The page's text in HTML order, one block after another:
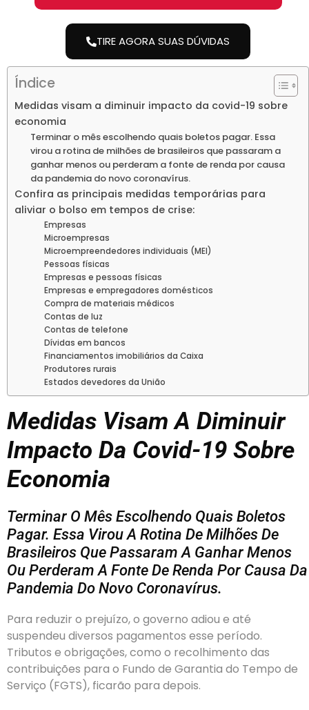
TIRE AGORA SUAS DÚVIDAS
Índice
Medidas visam a diminuir impacto da covid-19 sobre
economia
Terminar o mês escolhendo quais boletos pagar. Essa
virou a rotina de milhões de brasileiros que passaram a
ganhar menos ou perderam a fonte de renda por causa
da pandemia do novo coronavírus.
Confira as principais medidas temporárias para
aliviar o bolso em tempos de crise:
Empresas
Microempresas
Microempreendedores individuais (MEI)
Pessoas físicas
Empresas e pessoas físicas
Empresas e empregadores domésticos
Compra de materiais médicos
Contas de luz
Contas de telefone
Dívidas em bancos
Financiamentos imobiliários da Caixa
Produtores rurais
Estados devedores da União
Medidas Visam A Diminuir
Impacto Da Covid-19 Sobre
Economia
Terminar O Mês Escolhendo Quais Boletos
Pagar. Essa Virou A Rotina De Milhões De
Brasileiros Que Passaram A Ganhar Menos
Ou Perderam A Fonte De Renda Por Causa Da
Pandemia Do Novo Coronavírus.
Para reduzir o prejuízo, o governo adiou e até
suspendeu diversos pagamentos esse período.
Tributos e obrigações, como o recolhimento das
contribuições para o Fundo de Garantia do Tempo de
Serviço (FGTS), ficarão para depois.